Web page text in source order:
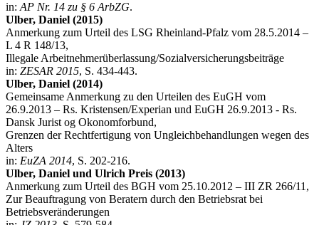
in: AP Nr. 14 zu § 6 ArbZG.
Ulber, Daniel (2015)
Anmerkung zum Urteil des LSG Rheinland-Pfalz vom 28.5.2014 –
L 4 R 148/13,
Illegale Arbeitnehmerüberlassung/Sozialversicherungsbeiträge
in: ZESAR 2015, S. 434-443.
Ulber, Daniel (2014)
Gemeinsame Anmerkung zu den Urteilen des EuGH vom
26.9.2013 – Rs. Kristensen/Experian und EuGH 26.9.2013 - Rs.
Dansk Jurist og Okonomforbund,
Grenzen der Rechtfertigung von Ungleichbehandlungen wegen des
Alters
in: EuZA 2014, S. 202-216.
Ulber, Daniel und Ulrich Preis (2013)
Anmerkung zum Urteil des BGH vom 25.10.2012 – III ZR 266/11,
Zur Beauftragung von Beratern durch den Betriebsrat bei
Betriebsveränderungen